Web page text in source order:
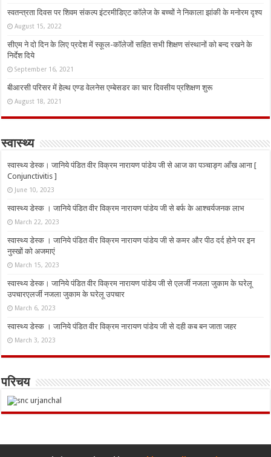
स्वतन्त्रता दिवस पर शिवम संकल्प इंटरमीडिएट कॉलेज के बच्चों ने निकाला झांकी के मनोरम दृश्य
August 15, 2022
सीएम ने दो दिन के लिए प्रदेश में स्कूल-कॉलेजों सहित सभी शिक्षण संस्थानों को बन्द रखने के
निर्देश दिये
September 16, 2021
बीआरसी परिसर में हेल्थ एण्ड वेलनेस एम्बेसडर का चार दिवसीय प्रशिक्षण शुरू
August 18, 2021
स्वास्थ्य
स्वास्थ्य डेस्क। जानिये पंडित वीर विक्रम नारायण पांडेय जी से आज का पञ्चाङ्ग आँख आना [
Conjunctivitis ]
June 10, 2023
स्वास्थ्य डेस्क । जानिये पंडित वीर विक्रम नारायण पांडेय जी से बर्फ के आश्चर्यजनक लाभ
March 22, 2023
स्वास्थ्य डेस्क । जानिये पंडित वीर विक्रम नारायण पांडेय जी से कमर और पीठ दर्द होने पर इन
नुस्‍खों को अजमाएं
March 15, 2023
स्वास्थ्य डेस्क। जानिये पंडित वीर विक्रम नारायण पांडेय जी से एलर्जी नजला जुकाम के घरेलू
उपचारएलर्जी नजला जुकाम के घरेलू उपचार
March 6, 2023
स्वास्थ्य डेस्क । जानिये पंडित वीर विक्रम नारायण पांडेय जी से दही कब बन जाता जहर
March 3, 2023
परिचय